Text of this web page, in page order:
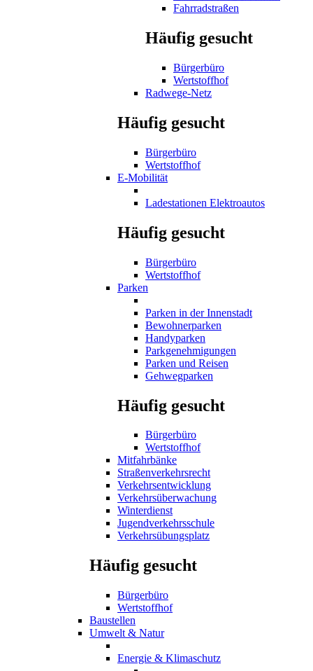
Fahrradstraßen
Häufig gesucht
Bürgerbüro
Wertstoffhof
Radwege-Netz
Häufig gesucht
Bürgerbüro
Wertstoffhof
E-Mobilität
Ladestationen Elektroautos
Häufig gesucht
Bürgerbüro
Wertstoffhof
Parken
Parken in der Innenstadt
Bewohnerparken
Handyparken
Parkgenehmigungen
Parken und Reisen
Gehwegparken
Häufig gesucht
Bürgerbüro
Wertstoffhof
Mitfahrbänke
Straßenverkehrsrecht
Verkehrsentwicklung
Verkehrsüberwachung
Winterdienst
Jugendverkehrsschule
Verkehrsübungsplatz
Häufig gesucht
Bürgerbüro
Wertstoffhof
Baustellen
Umwelt & Natur
Energie & Klimaschutz